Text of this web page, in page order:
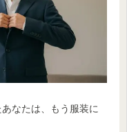
なたは、もう服装に